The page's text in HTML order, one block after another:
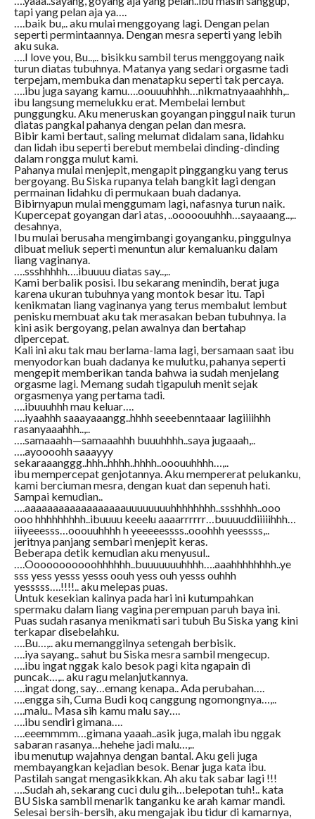
tapi yang pelan aja ya….
….baik bu,.. aku mulai menggoyang lagi. Dengan pelan
seperti permintaannya. Dengan mesra seperti yang lebih
aku suka.
….I love you, Bu..,.. bisikku sambil terus menggoyang naik
turun diatas tubuhnya. Matanya yang sedari orgasme tadi
terpejam, membuka dan menatapku seperti tak percaya.
….ibu juga sayang kamu….oouuuhhhh…nikmatnyaaahhhh,..
ibu langsung memelukku erat. Membelai lembut
punggungku. Aku meneruskan goyangan pinggul naik turun
diatas pangkal pahanya dengan pelan dan mesra.
Bibir kami bertaut, saling melumat didalam sana, lidahku
dan lidah ibu seperti berebut membelai dinding-dinding
dalam rongga mulut kami.
Pahanya mulai menjepit, mengapit pinggangku yang terus
bergoyang. Bu Siska rupanya telah bangkit lagi dengan
permainan lidahku di permukaan buah dadanya.
Bibirnyapun mulai menggumam lagi, nafasnya turun naik.
Kupercepat goyangan dari atas, ..ooooouuhhh…sayaaang..,..
desahnya,
Ibu mulai berusaha mengimbangi goyanganku, pinggulnya
dibuat meliuk seperti menuntun alur kemaluanku dalam
liang vaginanya.
….ssshhhhh….ibuuuu diatas say..,..
Kami berbalik posisi. Ibu sekarang menindih, berat juga
karena ukuran tubuhnya yang montok besar itu. Tapi
kenikmatan liang vaginanya yang terus membalut lembut
penisku membuat aku tak merasakan beban tubuhnya. Ia
kini asik bergoyang, pelan awalnya dan bertahap
dipercepat.
Kali ini aku tak mau berlama-lama lagi, bersamaan saat ibu
menyodorkan buah dadanya ke mulutku, pahanya seperti
mengepit memberikan tanda bahwa ia sudah menjelang
orgasme lagi. Memang sudah tigapuluh menit sejak
orgasmenya yang pertama tadi.
….ibuuuhhh mau keluar….
….iyaahhh saaayaaangg..hhhh seeebenntaaar lagiiiihhh
rasanyaaahhh..,..
….samaaahh—samaaahhh buuuhhhh..saya jugaaah,..
….ayoooohh saaayyy
sekaraaanggg..hhh..hhhh..hhhh..ooouuhhhh…,..
ibu mempercepat genjotannya. Aku mempererat pelukanku,
kami berciuman mesra, dengan kuat dan sepenuh hati.
Sampai kemudian..
….aaaaaaaaaaaaaaaaaauuuuuuuuhhhhhhhh..ssshhhh..ooo
ooo hhhhhhhhh..ibuuuu keeelu aaaarrrrrr…buuuuddiiiiihhh…
iiiyeeesss…ooouuhhhh h yeeeeessss..ooohhh yeessss,..
jeritnya panjang sembari menjepit keras.
Beberapa detik kemudian aku menyusul..
….Ooooooooooohhhhhh..buuuuuuuhhhh….aaahhhhhhhh..ye
sss yess yesss yesss oouh yess ouh yesss ouhhh
yesssss….!!!!.. aku melepas puas.
Untuk kesekian kalinya pada hari ini kutumpahkan
spermaku dalam liang vagina perempuan paruh baya ini.
Puas sudah rasanya menikmati sari tubuh Bu Siska yang kini
terkapar disebelahku.
….Bu…,.. aku memanggilnya setengah berbisik.
….iya sayang.. sahut bu Siska mesra sambil mengecup.
….ibu ingat nggak kalo besok pagi kita ngapain di
puncak…,.. aku ragu melanjutkannya.
….ingat dong, say…emang kenapa.. Ada perubahan….
….engga sih, Cuma Budi koq canggung ngomongnya…,..
….malu.. Masa sih kamu malu say….
….ibu sendiri gimana….
….eeemmmm…gimana yaaah..asik juga, malah ibu nggak
sabaran rasanya…hehehe jadi malu…,..
ibu menutup wajahnya dengan bantal. Aku geli juga
membayangkan kejadian besok. Benar juga kata ibu.
Pastilah sangat mengasikkkan. Ah aku tak sabar lagi !!!
….Sudah ah, sekarang cuci dulu gih…belepotan tuh!.. kata
BU Siska sambil menarik tanganku ke arah kamar mandi.
Selesai bersih-bersih, aku mengajak ibu tidur di kamarnya,